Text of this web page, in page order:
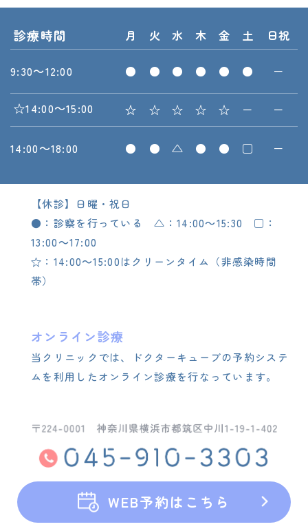
診療時間 月 火 水 木 金 土 日祝
9:30～12:00 ● ● ● ● ● ● －
☆14:00～15:00 ☆ ☆ ☆ ☆ ☆ － －
14:00～18:00 ● ● △ ● ● □ －
【休診】日曜・祝日
●：診察を行っている △：14:00～15:30 □：
13:00～17:00
☆：14:00～15:00はクリーンタイム（非感染時間
帯）
オンライン診療
当クリニックでは、ドクターキューブの予約システ
ムを利用したオンライン診療を行なっています。
WEB予約はこちら